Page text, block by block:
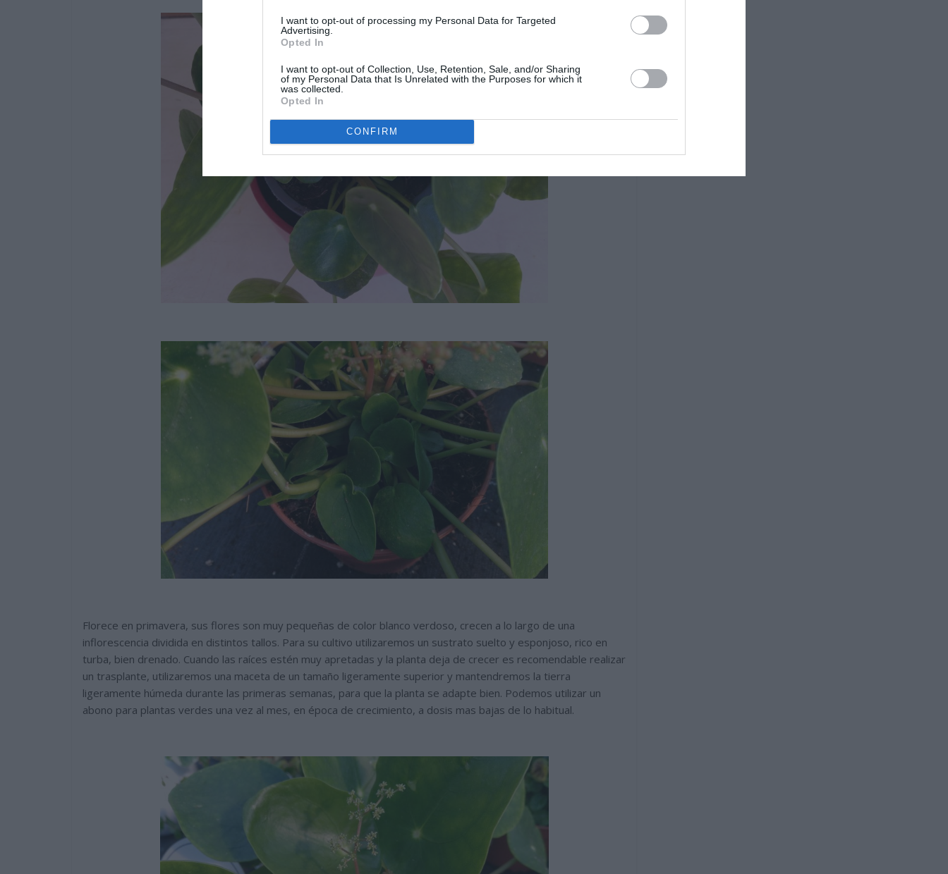
I want to opt-out of processing my Personal Data for Targeted
Advertising.
Opted In
I want to opt-out of Collection, Use, Retention, Sale, and/or Sharing
of my Personal Data that Is Unrelated with the Purposes for which it
was collected.
Opted In
CONFIRM
Florece en primavera, sus flores son muy pequeñas de color blanco verdoso, crecen a lo largo de una
inflorescencia dividida en distintos tallos. Para su cultivo utilizaremos un sustrato suelto y esponjoso, rico en
turba, bien drenado. Cuando las raíces estén muy apretadas y la planta deja de crecer es recomendable realizar
un trasplante, utilizaremos una maceta de un tamaño ligeramente superior y mantendremos la tierra
ligeramente húmeda durante las primeras semanas, para que la planta se adapte bien. Podemos utilizar un
abono para plantas verdes una vez al mes, en época de crecimiento, a dosis mas bajas de lo habitual.